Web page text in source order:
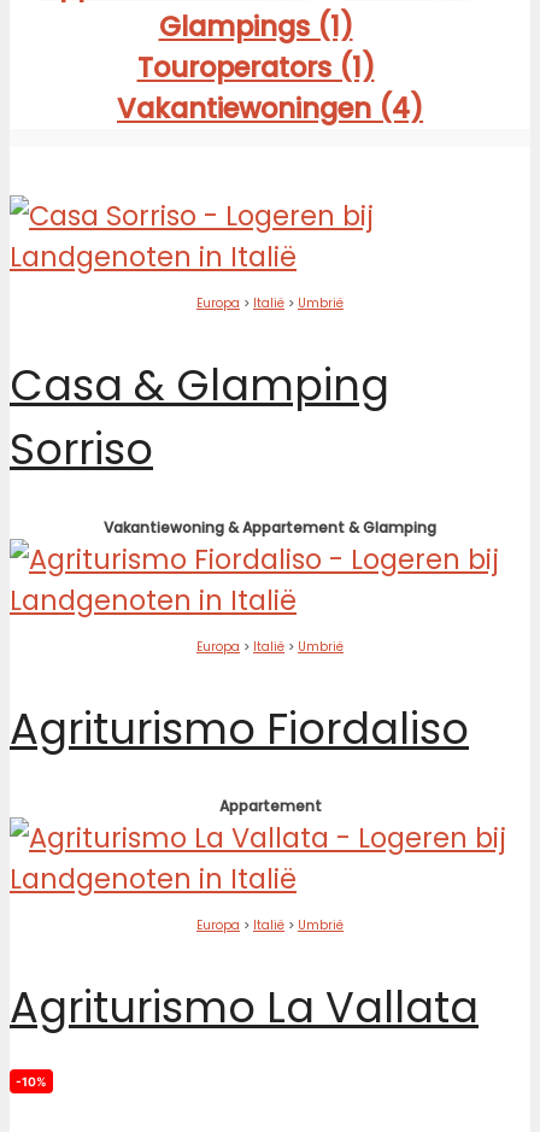
Glampings (1)
Touroperators (1)
Vakantiewoningen (4)
Europa > Italië > Umbrië
Casa & Glamping
Sorriso
Vakantiewoning & Appartement & Glamping
Europa > Italië > Umbrië
Agriturismo Fiordaliso
Appartement
Europa > Italië > Umbrië
Agriturismo La Vallata
-10%